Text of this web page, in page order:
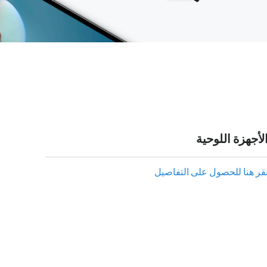
اللوحية
هنا للحصول على التفاصيل